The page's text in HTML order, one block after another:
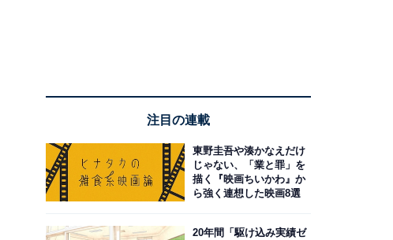
注目の連載
東野圭吾や湊かなえだけ
じゃない、「業と罪」を
描く『映画ちいかわ』か
ら強く連想した映画8選
20年間「駆け込み実績ゼ